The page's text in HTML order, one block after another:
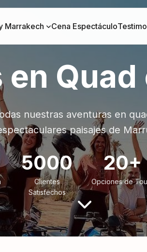
Marrakech Cena Espectáculo
nuestras aventuras en
paisajes de
5000
Clientes
Satisfechos
20+
Opciones de